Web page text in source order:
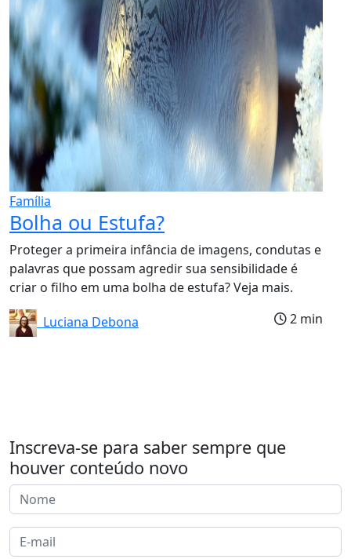
Família
Bolha ou Estufa?
Proteger a primeira infância de imagens, condutas e
palavras que possam agredir sua sensibilidade é
criar o filho em uma bolha de estufa? Veja mais.
Luciana Debona
2 min
Inscreva-se para saber sempre que
houver conteúdo novo